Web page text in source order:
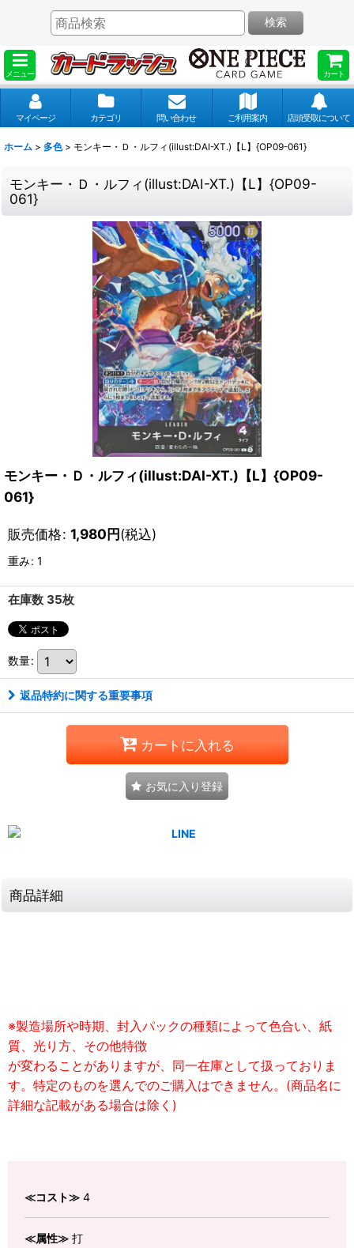
メニュー カート
検索
マイページ カテゴリ 問い合わせ ご利用案内 店頭受取について
ホーム > 多色 > モンキー・Ｄ・ルフィ(illust:DAI-XT.)【L】{OP09-061}
モンキー・Ｄ・ルフィ(illust:DAI-XT.)【L】{OP09-
061}
モンキー・Ｄ・ルフィ(illust:DAI-XT.)【L】{OP09-
061}
販売価格: 1,980円(税込)
重み: 1
在庫数 35枚
数量:
返品特約に関する重要事項
カートに入れる
お気に入り登録
商品詳細
※製造場所や時期、封入パックの種類によって色合い、紙
質、光り方、その他特徴
が変わることがありますが、同一在庫として扱っておりま
す。特定のものを選んでのご購入はできません。(商品名に
詳細な記載がある場合は除く)
≪コスト≫ 4
≪属性≫ 打